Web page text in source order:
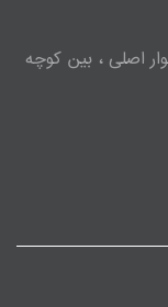
اصلی ، بین کوچه